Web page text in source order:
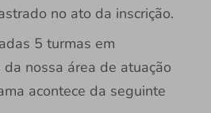
no ato da inscrição.
5 turmas em
nossa área de atuação
acontece da seguinte